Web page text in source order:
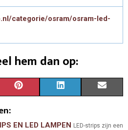
categorie/osram/osram-led-
hem dan op:
AN A
N
EN LED LAMPEN LED-strips zijn een